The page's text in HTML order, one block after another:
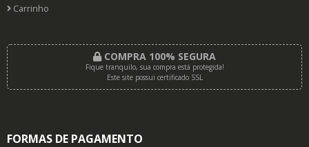
Carrinho
COMPRA 100% SEGURA
Fique tranquilo, sua compra está protegida!
Este site possui certificado SSL
FORMAS DE PAGAMENTO